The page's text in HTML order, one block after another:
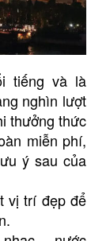
tiếng và là
nghìn lượt
thưởng thức
miễn phí,
ý sau của
vị trí đẹp để